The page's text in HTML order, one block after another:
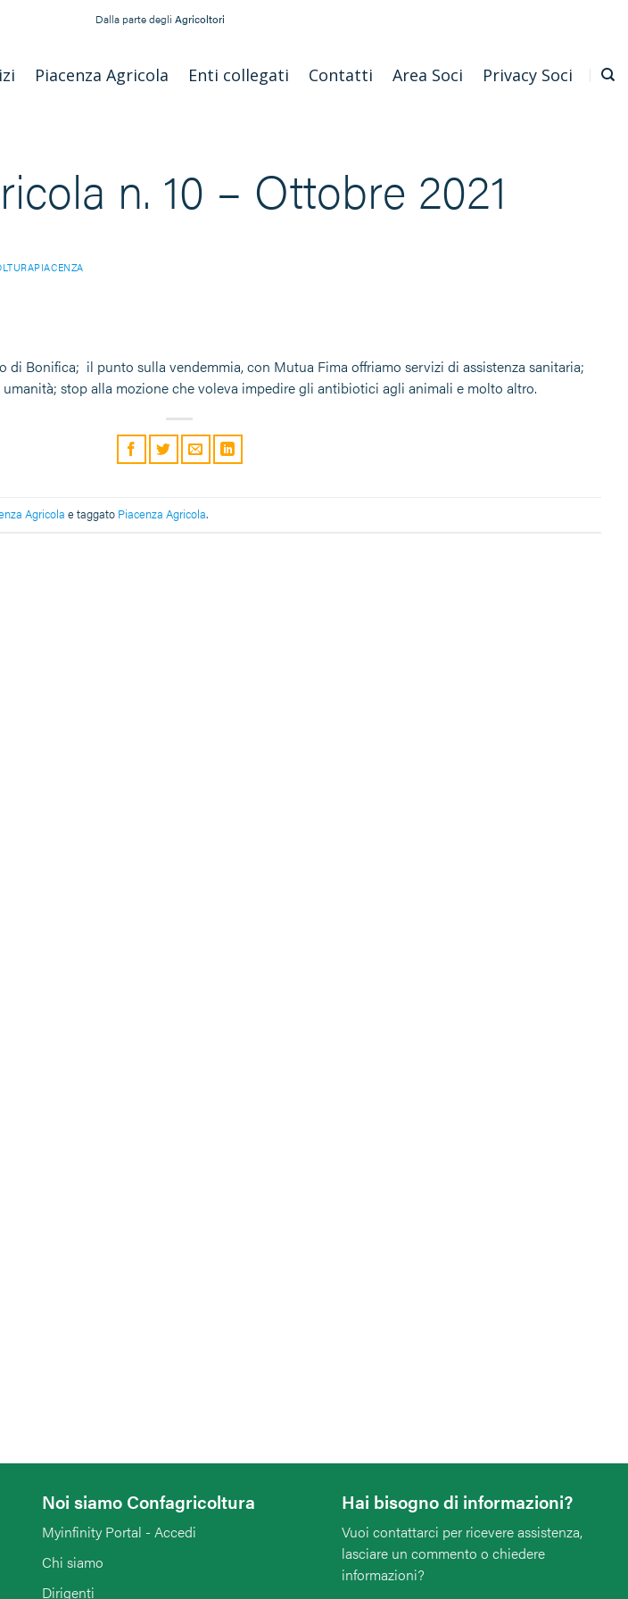
Dalla parte degli Agricoltori
Piacenza Agricola Enti collegati Contatti Area Soci Privacy Soci
n. 10 – Ottobre 2021
di Bonifica; il punto sulla vendemmia, con Mutua Fima offriamo servizi di assistenza sanitaria;
stop alla mozione che voleva impedire gli antibiotici agli animali e molto altro.
Agricola e taggato Piacenza Agricola.
Noi siamo Confagricoltura
Myinfinity Portal - Accedi
Chi siamo
Dirigenti
Hai bisogno di informazioni?
Vuoi contattarci per ricevere assistenza,
lasciare un commento o chiedere
informazioni?